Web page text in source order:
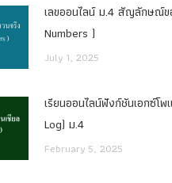
เลขออนไลน์ ม.4 สัญลักษณ์
Numbers )
July 1, 2025
เรียนออนไลน์ฟังก์ชันเอกซ์โ
Log) ม.4
February 5, 2025